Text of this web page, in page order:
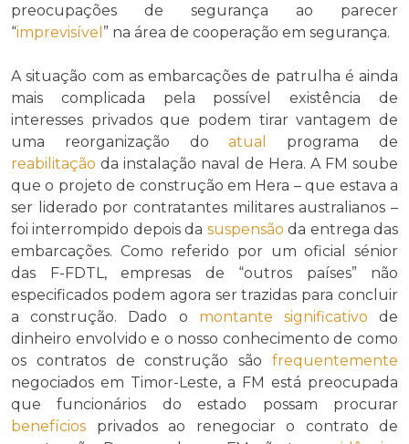
preocupações de segurança ao parecer
“imprevisível ” na área de cooperação em segurança.
A situação com as embarcações de patrulha é ainda
mais complicada pela possível existência de
interesses privados que podem tirar vantagem de
uma reorganização doatual
programa de
reabilitação da instalação naval de Hera. A FM soube
que o projeto de construção em Hera – que estava a
ser liderado por contratantes militares australianos –
foi interrompido depois da suspensão da entrega das
embarcações. Como referido por um oficial sénior
das F-FDTL, empresas de “outros países” não
especificados podem agora ser trazidas para concluir
a construção. Dado o montante significativo de
dinheiro envolvido e o nosso conhecimento de como
os contratos de construção são frequentemente
negociados em Timor-Leste, a FM está preocupada
que funcionários do estado possam procurar
benefícios privados ao renegociar o contrato de